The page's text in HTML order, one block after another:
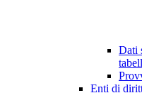
Dati
Enti di